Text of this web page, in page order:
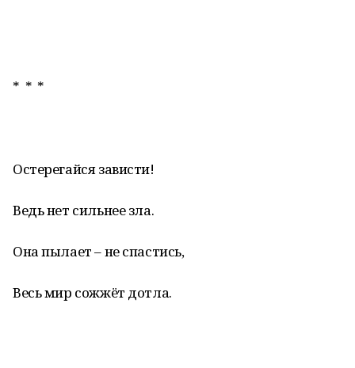
* * *
Остерегайся зависти!
Ведь нет сильнее зла.
Она пылает – не спастись,
Весь мир сожжёт дотла.